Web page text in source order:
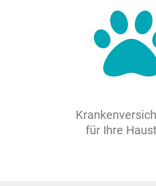
für Ihre